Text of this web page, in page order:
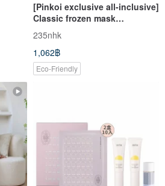
[Pinkoi exclusive all-inclusive]
Classic frozen mask
experience set (5 types of
frozen masks, 20ML each)
235nhk
1,062฿
Eco-Friendly